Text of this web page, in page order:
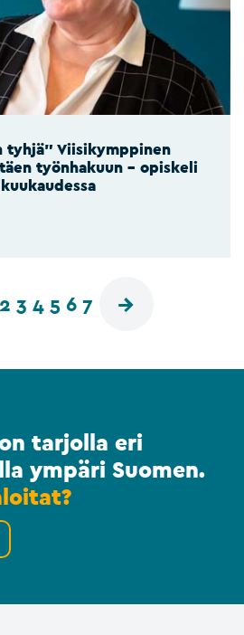
tyhjä” Viisikymppinen
työnhakuun – opiskeli
2 3 4 5 6 7
tarjolla eri
ympäri Suomen.